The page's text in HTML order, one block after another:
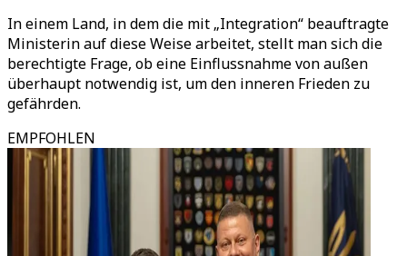
In einem Land, in dem die mit „Integration“ beauftragte
Ministerin auf diese Weise arbeitet, stellt man sich die
berechtigte Frage, ob eine Einflussnahme von außen
überhaupt notwendig ist, um den inneren Frieden zu
gefährden.
EMPFOHLEN